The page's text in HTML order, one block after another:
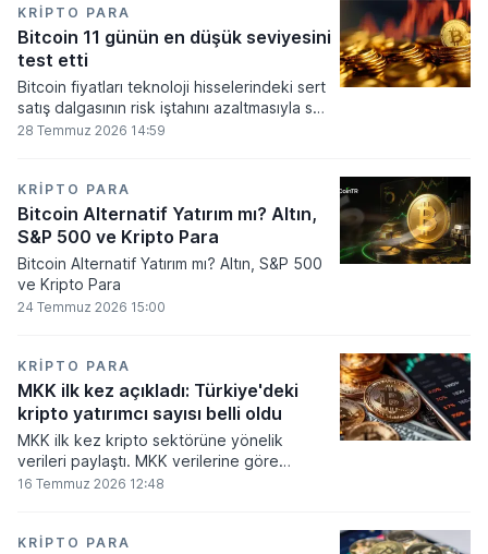
2 trilyon 159 milyar 780 milyon dolar
seviyesine ulaştı.
KRIPTO PARA
Bitcoin 11 günün en düşük seviyesini
test etti
Bitcoin fiyatları teknoloji hisselerindeki sert
satış dalgasının risk iştahını azaltmasıyla son
11 günün en düşük seviyesine indi.
28 Temmuz 2026 14:59
KRIPTO PARA
Bitcoin Alternatif Yatırım mı? Altın,
S&P 500 ve Kripto Para
Bitcoin Alternatif Yatırım mı? Altın, S&P 500
ve Kripto Para
24 Temmuz 2026 15:00
KRIPTO PARA
MKK ilk kez açıkladı: Türkiye'deki
kripto yatırımcı sayısı belli oldu
MKK ilk kez kripto sektörüne yönelik
verileri paylaştı. MKK verilerine göre
platformlarda bugüne kadar 5,6 milyon
olarak belirlendi.
16 Temmuz 2026 12:48
KRIPTO PARA